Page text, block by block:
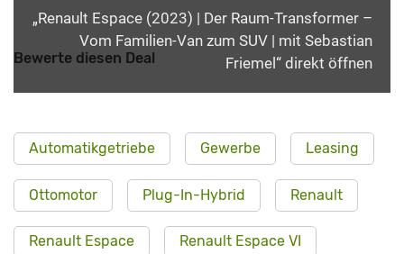
„Renault Espace (2023) | Der Raum-Transformer –
Vom Familien-Van zum SUV | mit Sebastian
Friemel“ direkt öffnen
Bewerte diesen Deal
Automatikgetriebe Gewerbe Leasing
Ottomotor Plug-In-Hybrid Renault
Renault Espace Renault Espace VI